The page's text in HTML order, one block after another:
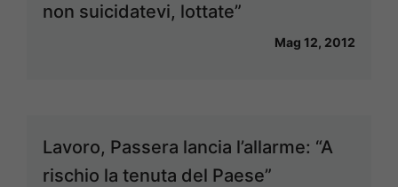
non suicidatevi, lottate”
Mag 12, 2012
Lavoro, Passera lancia l’allarme: “A
rischio la tenuta del Paese”